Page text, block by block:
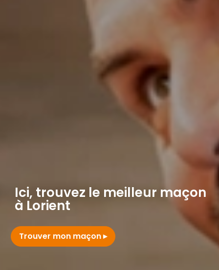
Ici, trouvez le meilleur maçon
à Lorient
Trouver mon maçon